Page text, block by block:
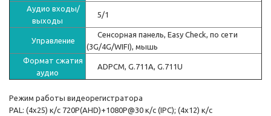
Аудио входы/
выходы
5/1
Управление
Сенсорная панель, Easy Check, по сети
(3G/4G/WIFI), мышь
Формат сжатия
аудио
ADPCM, G.711A, G.711U
Режим работы видеорегистратора
PAL: (4x25) к/с 720P(AHD)+1080P@30 к/с (IPC); (4x12) к/с